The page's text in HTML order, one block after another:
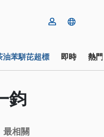
油苯駢芘超標 即時 熱
鈞
最相關